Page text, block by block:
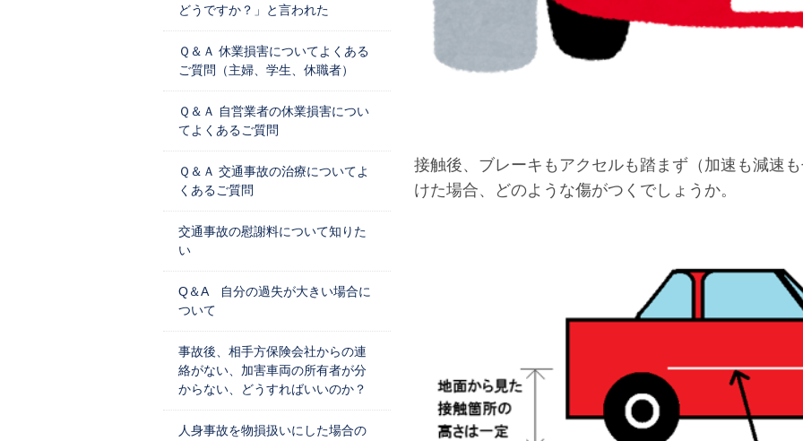
接触後、ブレーキもアクセルも踏まず（加速も減速
けた場合、どのような傷がつくでしょうか。
どうですか？」と言われた
Ｑ＆Ａ 休業損害についてよくある
ご質問（主婦、学生、休職者）
Ｑ＆Ａ 自営業者の休業損害につい
てよくあるご質問
Ｑ＆Ａ 交通事故の治療についてよ
くあるご質問
交通事故の慰謝料について知りた
い
Q＆A 自分の過失が大きい場合に
ついて
事故後、相手方保険会社からの連
絡がない、加害車両の所有者が分
からない、どうすればいいのか？
人身事故を物損扱いにした場合の